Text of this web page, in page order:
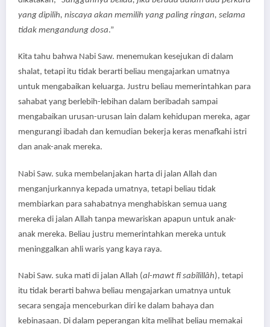
yang dipilih, niscaya akan memilih yang paling ringan, selama
tidak mengandung dosa.”
Kita tahu bahwa Nabi Saw. menemukan kesejukan di dalam
shalat, tetapi itu tidak berarti beliau mengajarkan umatnya
untuk mengabaikan keluarga. Justru beliau memerintahkan para
sahabat yang berlebih-lebihan dalam beribadah sampai
mengabaikan urusan-urusan lain dalam kehidupan mereka, agar
mengurangi ibadah dan kemudian bekerja keras menafkahi istri
dan anak-anak mereka.
Nabi Saw. suka membelanjakan harta di jalan Allah dan
menganjurkannya kepada umatnya, tetapi beliau tidak
membiarkan para sahabatnya menghabiskan semua uang
mereka di jalan Allah tanpa mewariskan apapun untuk anak-
anak mereka. Beliau justru memerintahkan mereka untuk
meninggalkan ahli waris yang kaya raya.
Nabi Saw. suka mati di jalan Allah (al-mawt fî sabîlillâh), tetapi
itu tidak berarti bahwa beliau mengajarkan umatnya untuk
secara sengaja menceburkan diri ke dalam bahaya dan
kebinasaan. Di dalam peperangan kita melihat beliau memakai